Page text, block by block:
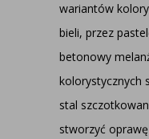
wariantów
bieli, przez
betonowy
kolorystycznych
stal
stworzyć